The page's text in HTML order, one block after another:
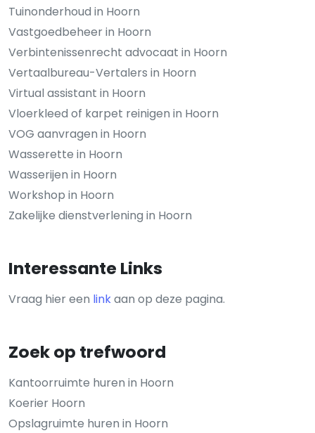
Tuinonderhoud in Hoorn
Vastgoedbeheer in Hoorn
Verbintenissenrecht advocaat in Hoorn
Vertaalbureau-Vertalers in Hoorn
Virtual assistant in Hoorn
Vloerkleed of karpet reinigen in Hoorn
VOG aanvragen in Hoorn
Wasserette in Hoorn
Wasserijen in Hoorn
Workshop in Hoorn
Zakelijke dienstverlening in Hoorn
Interessante Links
Vraag hier een linkaan op deze pagina.
Zoek op trefwoord
Kantoorruimte huren in Hoorn
Koerier Hoorn
Opslagruimte huren in Hoorn